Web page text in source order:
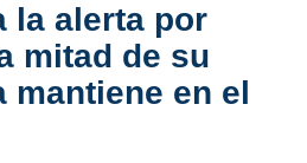
la alerta por
mitad de su
mantiene en el